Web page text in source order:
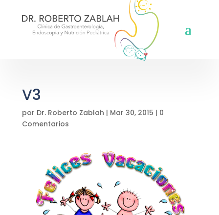
V3
por Dr. Roberto Zablah | Mar 30, 2015 | 0
Comentarios